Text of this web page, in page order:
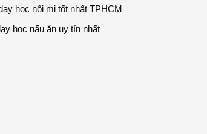
học nối mi tốt nhất TPHCM
học nấu ăn uy tín nhất